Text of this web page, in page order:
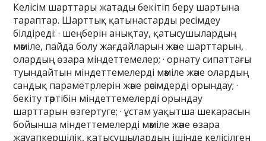
Келісім шарттары жатады бекітіп беру шартына
тараптар. Шарттық қатынастарды ресімдеу
білдіреді: · шеңберін анықтау, қатысушылардың
мәміле, пайда болу жағдайларын және шарттарын,
олардың өзара міндеттемелер; · орнату сипаттағы
туындайтын міндеттемелерді мәміле және олардың
сандық параметрлерін және рәсімдерді орындау; ·
бекіту тәртібін міндеттемелерді орындау
шарттарын өзгертуге; · ұстам уақытша шекарасын
бойынша міндеттемелерді мәміле және өзара
жауапкершілік, қатысушылардың ішінде келісілген